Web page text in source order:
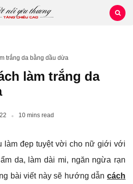
trắng da bằng dầu dừa
làm trắng da
10 mins read
làm đẹp tuyệt vời cho nữ giới với
da, làm dài mi, ngăn ngừa rạn
bài viết này sẽ hướng dẫn cách